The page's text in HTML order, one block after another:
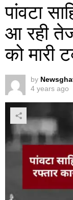
पांवटा
आ रही
को मारी
by
4 years ago